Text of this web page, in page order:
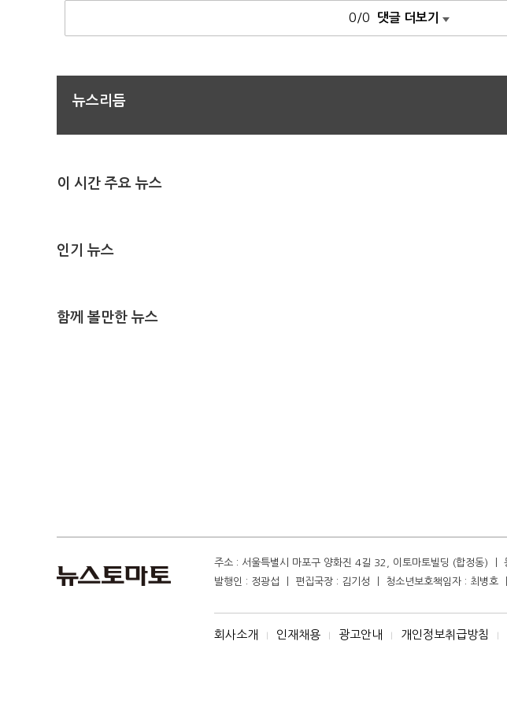
0/0 댓글 더보기
뉴스리듬
이 시간 주요 뉴스
인기 뉴스
함께 볼만한 뉴스
주소 : 서울특별시 마포구 양화진 4길 32, 이토마토빌딩 (합정동)
발행인 : 정광섭 ㅣ 편집국장 : 김기성 ㅣ 청소년보호책임자 : 최
회사소개 I 인재채용 I 광고안내 I 개인정보취급방침 I